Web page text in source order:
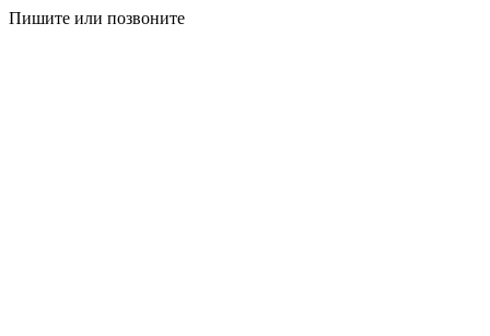
Пишите или позвоните